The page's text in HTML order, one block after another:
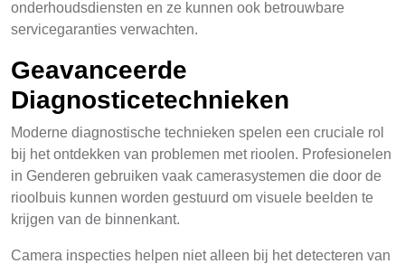
onderhoudsdiensten en ze kunnen ook betrouwbare
servicegaranties verwachten.
Geavanceerde
Diagnosticetechnieken
Moderne diagnostische technieken spelen een cruciale rol
bij het ontdekken van problemen met rioolen. Profesionelen
in Genderen gebruiken vaak camerasystemen die door de
rioolbuis kunnen worden gestuurd om visuele beelden te
krijgen van de binnenkant.
Camera inspecties helpen niet alleen bij het detecteren van